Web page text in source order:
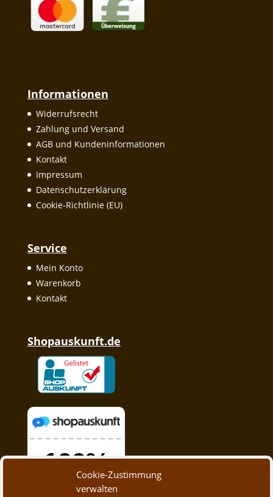
Cookie-Zustimmung
verwalten
Informationen
Widerrufsrecht
Zahlung und Versand
AGB und Kundeninformationen
Kontakt
Impressum
Datenschutzerklärung
Cookie-Richtlinie (EU)
Service
Mein Konto
Warenkorb
Kontakt
Shopauskunft.de